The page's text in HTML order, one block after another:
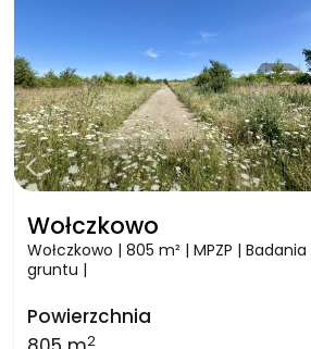
Wołczkowo
Wołczkowo | 805 m² | MPZP | Badania
gruntu |
Powierzchnia
2